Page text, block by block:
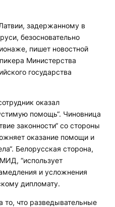
задержанному в
безосновательно
пишет новостной
Министерства
государства
оказал
помощь“. Чиновница
законности“ со стороны
оказание помощи и
Белорусская сторона,
“использует
и усложнения
дипломату.
то, что разведывательные